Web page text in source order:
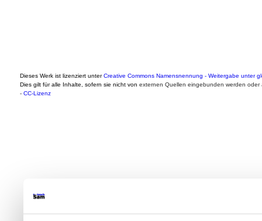
Dieses Werk ist lizenziert unterCreative Commons Namensnennung - Weitergabe unter
Dies gilt für alle Inhalte, sofern sie nicht von externen Quellen eingebunden werden
- CC-Lizenz